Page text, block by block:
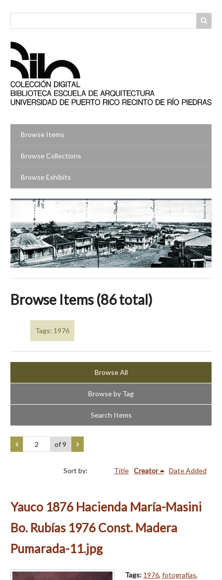
Browse Items
Browse Collections
Browse Exhibits
Browse Items (86 total)
Tags: 1976
Browse All
Browse by Tag
Search Items
of 9
Sort by: Title Creator Date Added
Yauco 1876 Hacienda María-Masini
Bo. Rubías 1976 Const. Madera
Pumarada-11.jpg
Tags: 1976, fotografías,